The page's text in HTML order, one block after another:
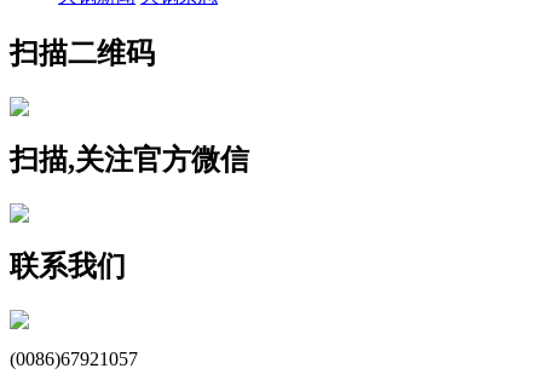
扫描二维码
扫描,关注官方微信
联系我们
(0086)67921057